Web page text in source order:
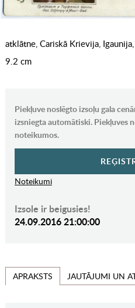
atklātne, Cariskā Krievija,
9.2 cm
Piekļuve noslēgto izsoļu gala
izsniegta automātiski. Piekļuves
noteikumos.
Noteikumi
Izsole ir beigusies!
24.09.2016 21:00:00
APRAKSTS JAUTĀJUMI UN